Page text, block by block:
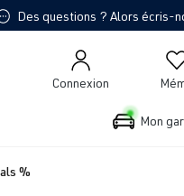
Des questions ? Alors écris-
Connexion
Mon
%